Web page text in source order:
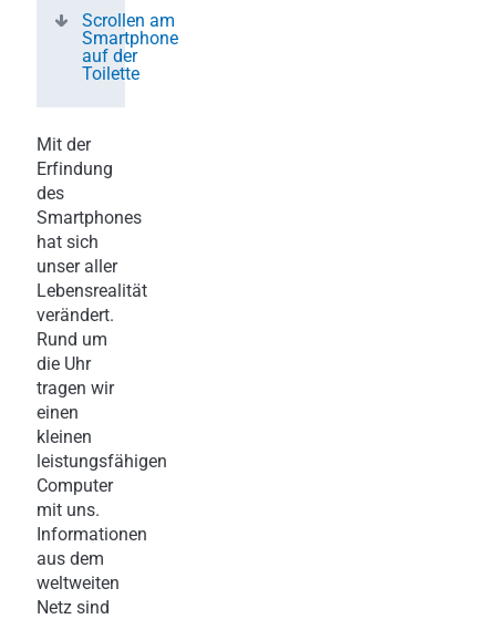
Scrollen am
Smartphone
auf der
Toilette
Mit der
Erfindung
des
Smartphones
hat sich
unser aller
Lebensrealität
verändert.
Rund um
die Uhr
tragen wir
einen
kleinen
leistungsfähigen
Computer
mit uns.
Informationen
aus dem
weltweiten
Netz sind